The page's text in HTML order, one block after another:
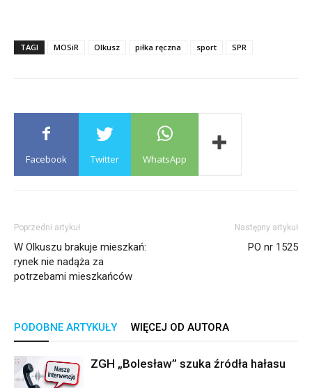
TAGI MOSiR Olkusz piłka ręczna sport SPR
Facebook Twitter WhatsApp
Poprzedni artykuł
W Olkuszu brakuje mieszkań:
rynek nie nadąża za
potrzebami mieszkańców
Następny artykuł
PO nr 1525
PODOBNE ARTYKUŁY WIĘCEJ OD AUTORA
ZGH „Bolesław” szuka źródła hałasu